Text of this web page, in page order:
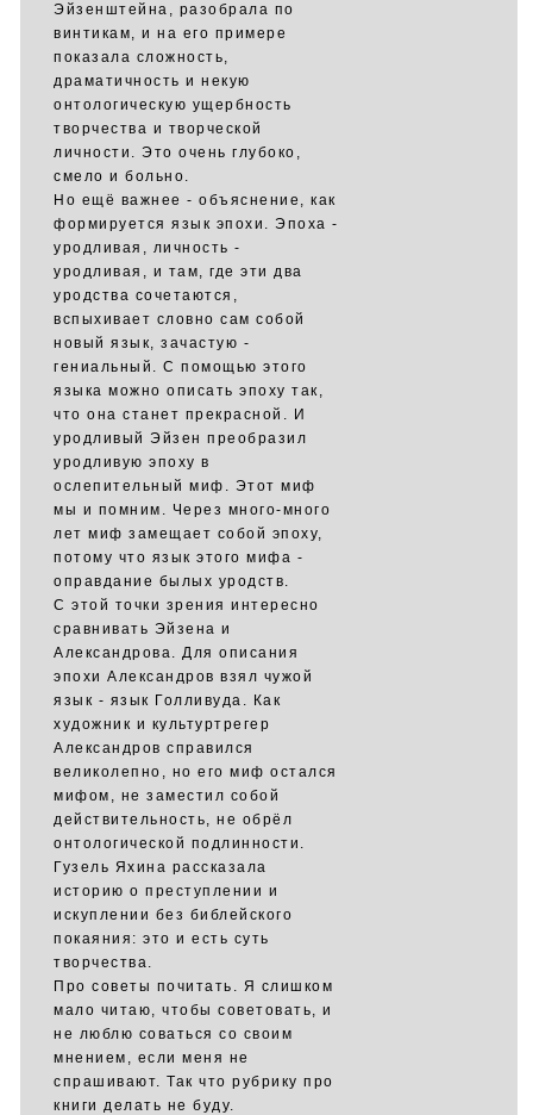
Эйзенштейна, разобрала по
винтикам, и на его примере
показала сложность,
драматичность и некую
онтологическую ущербность
творчества и творческой
личности. Это очень глубоко,
смело и больно.
Но ещё важнее - объяснение, как
формируется язык эпохи. Эпоха -
уродливая, личность -
уродливая, и там, где эти два
уродства сочетаются,
вспыхивает словно сам собой
новый язык, зачастую -
гениальный. С помощью этого
языка можно описать эпоху так,
что она станет прекрасной. И
уродливый Эйзен преобразил
уродливую эпоху в
ослепительный миф. Этот миф
мы и помним. Через много-много
лет миф замещает собой эпоху,
потому что язык этого мифа -
оправдание былых уродств.
С этой точки зрения интересно
сравнивать Эйзена и
Александрова. Для описания
эпохи Александров взял чужой
язык - язык Голливуда. Как
художник и культуртрегер
Александров справился
великолепно, но его миф остался
мифом, не заместил собой
действительность, не обрёл
онтологической подлинности.
Гузель Яхина рассказала
историю о преступлении и
искуплении без библейского
покаяния: это и есть суть
творчества.
Про советы почитать. Я слишком
мало читаю, чтобы советовать, и
не люблю соваться со своим
мнением, если меня не
спрашивают. Так что рубрику про
книги делать не буду.